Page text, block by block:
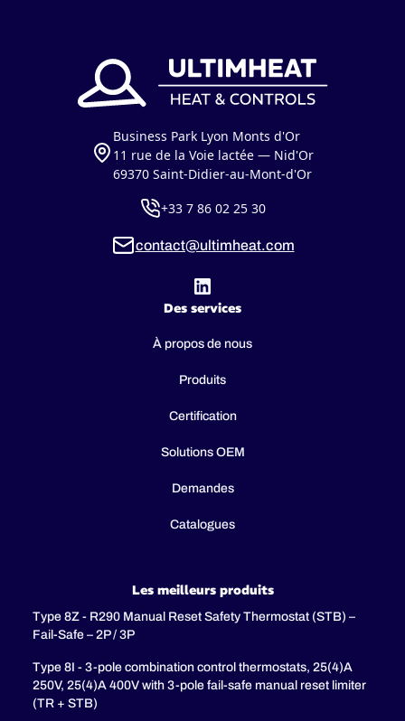
Business Park Lyon Monts d'Or
11 rue de la Voie lactée — Nid'Or
69370 Saint-Didier-au-Mont-d'Or
+33 7 86 02 25 30
contact@ultimheat.com
Des services
À propos de nous
Produits
Certification
Solutions OEM
Demandes
Catalogues
Les meilleurs produits
Type 8Z - R290 Manual Reset Safety Thermostat (STB) –
Fail-Safe – 2P / 3P
Type 8I - 3-pole combination control thermostats, 25(4)A
250V, 25(4)A 400V with 3-pole fail-safe manual reset limiter
(TR + STB)